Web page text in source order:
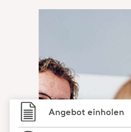
Angebot einholen
Kontaktieren Sie
unser Support-Team